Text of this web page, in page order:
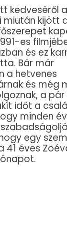
kedveséről a
miután kijött
es
és ez
Bár már
a hetvenes
és még
a pár
időt a
minden év
egy szem
41 éves